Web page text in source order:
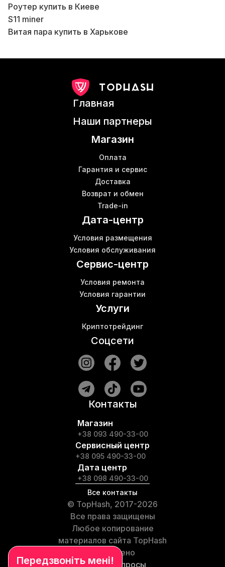
Роутер купить в Киеве
S11 miner
Витая пара купить в Харькове
Майнинг асики
Купить antminer s9 Киев
Роутеры в Украине
Asic bitmain antminer s17 pro
Bitmain antminer s15
Antminer s19 цена
Wi-fi роутер цена Киев
Главная
Наши партнеры
Магазин
Оплата
Гарантия и сервис
Доставка
Возврат и обмен
Trade-in
Дата-центр
Условия размещения
Условия обслуживания
Сервис-центр
Условия ремонта
Условия гарантии
Услуги
Криптотрейдинг
Соцсети
Контакты
Магазин
+38 093 490-33-00
Сервисный центр
+38 095 490-33-00
Дата центр
+38 098 490-33-00
Все контакты
© TopHash, 2017-2026
Все права защищены
Любое копирование
материалов сайта TopHash
запрещено
Частые вопросы